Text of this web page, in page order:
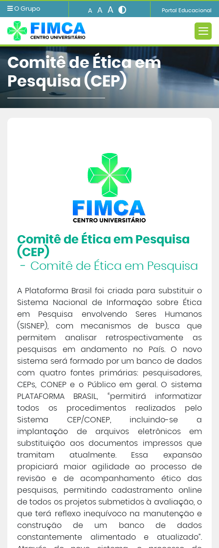
O Grupo A A A Portal Educacional
Cursos deGraduação
Cursos de Pós e Extensão
Cursos deEAD
Clínicas de Atendimento
Bolsas e Benefícios
Informações e Serviços
Central de Atendimento
Comitê de Ética em
Pesquisa (CEP)
Comitê de Ética em Pesquisa
(CEP)
- Comitê de Ética em Pesquisa
A Plataforma Brasil foi criada para substituir o
Sistema Nacional de Informação sobre Ética
em Pesquisa envolvendo Seres Humanos
(SISNEP), com mecanismos de busca que
permitem analisar retrospectivamente as
pesquisas em andamento no País. O novo
sistema será formado por um banco de dados
com quatro fontes primárias: pesquisadores,
CEPs, CONEP e o Público em geral. O sistema
PLATAFORMA BRASIL, “permitirá informatizar
todos os procedimentos realizados pelo
Sistema CEP/CONEP, incluindo-se a
implantação de arquivos eletrônicos em
substituição aos documentos impressos que
tramitam atualmente. Essa expansão
propiciará maior agilidade ao processo de
revisão e de acompanhamento ético das
pesquisas, permitindo cadastramento online
de todos os projetos submetidos à avaliação, o
que terá reflexo inequívoco na manutenção e
construção de um banco de dados
constantemente alimentado e atualizado”.